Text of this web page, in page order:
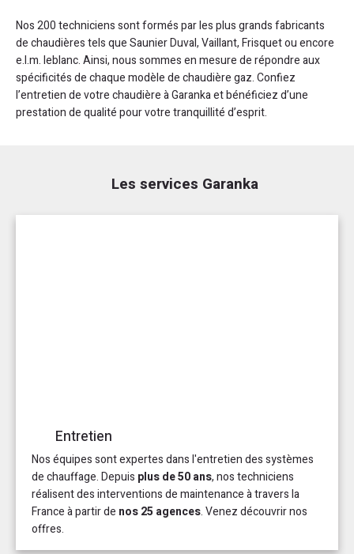
Nos 200 techniciens sont formés par les plus grands fabricants
de chaudières tels que Saunier Duval, Vaillant, Frisquet ou encore
e.l.m. leblanc. Ainsi, nous sommes en mesure de répondre aux
spécificités de chaque modèle de chaudière gaz. Confiez
l’entretien de votre chaudière à Garanka et bénéficiez d’une
prestation de qualité pour votre tranquillité d’esprit.
Les services Garanka
Entretien
Nos équipes sont expertes dans l'entretien des systèmes
de chauffage. Depuis plus de 50 ans, nos techniciens
réalisent des interventions de maintenance à travers la
France à partir de nos 25 agences. Venez découvrir nos
offres.